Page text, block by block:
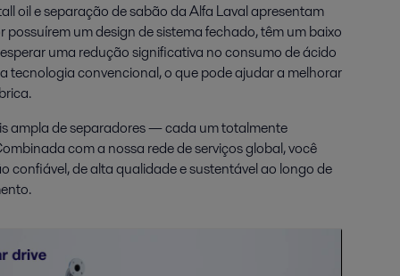
oil e separação de sabão da Alfa Laval apresentam
um design de sistema fechado, têm um baixo
uma redução significativa no consumo de ácido
tecnologia convencional, o que pode ajudar a melhorar
ampla de separadores — cada um totalmente
com a nossa rede de serviços global, você
confiável, de alta qualidade e sustentável ao longo de